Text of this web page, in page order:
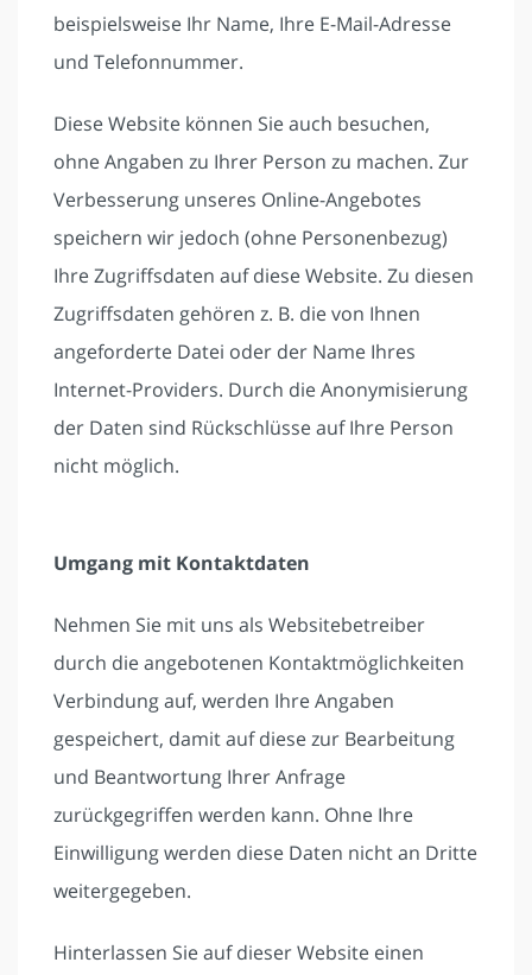
beispielsweise Ihr Name, Ihre E-Mail-Adresse
und Telefonnummer.
Diese Website können Sie auch besuchen,
ohne Angaben zu Ihrer Person zu machen. Zur
Verbesserung unseres Online-Angebotes
speichern wir jedoch (ohne Personenbezug)
Ihre Zugriffsdaten auf diese Website. Zu diesen
Zugriffsdaten gehören z. B. die von Ihnen
angeforderte Datei oder der Name Ihres
Internet-Providers. Durch die Anonymisierung
der Daten sind Rückschlüsse auf Ihre Person
nicht möglich.
Umgang mit Kontaktdaten
Nehmen Sie mit uns als Websitebetreiber
durch die angebotenen Kontaktmöglichkeiten
Verbindung auf, werden Ihre Angaben
gespeichert, damit auf diese zur Bearbeitung
und Beantwortung Ihrer Anfrage
zurückgegriffen werden kann. Ohne Ihre
Einwilligung werden diese Daten nicht an Dritte
weitergegeben.
Hinterlassen Sie auf dieser Website einen